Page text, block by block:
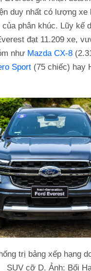
duy nhất có lượng
của phân khúc. Lũy kế
đạt 11.209 xe,
như Mazda CX-8
Sport (75 chiếc) hay
trị bảng xếp hạng
SUV cỡ D. Ảnh: Bối